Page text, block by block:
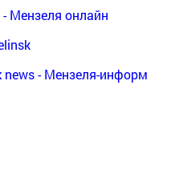
Мензеля онлайн
news - Мензеля-информ